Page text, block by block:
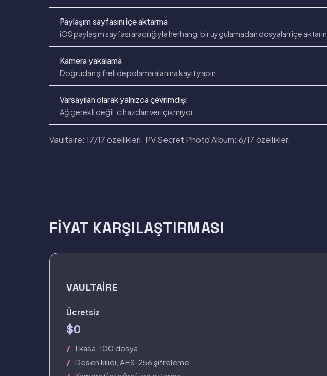
Paylaşım sayfasını içe aktarma
iOS paylaşım sayfası aracılığıyla herhangi bir uygulamadan dosyaları içe aktarın
Kamera yakalama
Doğrudan şifreli depolama alanına kayıt yapın
Varsayılan olarak yalnızca çevrimdışı
Ağ gerekli değil, cihazdan veri çıkmıyor
Vaultaire: 17/17 özellikleri. PV Secret Photo Album: 6/17 özellikler.
FIYAT KARŞILAŞTIRMASI
VAULTAIRE
Ücretsiz
$0
1 kasa, 100 dosya
Desen kilidi, AES-256 şifreleme